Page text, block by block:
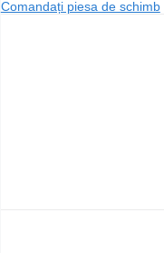
Comandați piesa de schimb